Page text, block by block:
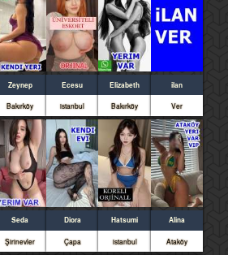
Zeynep
Bakırköy
Ecesu
istanbul
Elizabeth
Bakırköy
ilan
Ver
Seda
Şirinevler
Diora
Çapa
Hatsumi
istanbul
Alina
Ataköy